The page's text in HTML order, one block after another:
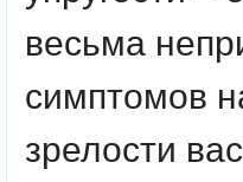
весьма
симптомов
зрелости